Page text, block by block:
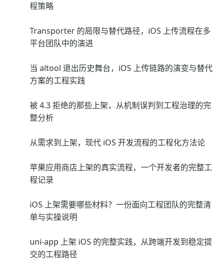
程策略
Transporter 的局限与替代路径，iOS 上传流程在多
平台团队中的演进
当 altool 退出历史舞台，iOS 上传链路的演变与替代
方案的工程实践
被 4.3 拒绝的那些上架，从机制误判到工程治理的完
整分析
从需求到上架，现代 iOS 开发流程的工程化方法论
苹果应用商店上架的真实流程，一个开发者的完整工
程记录
iOS 上架需要哪些材料？一份面向工程团队的完整清
单与实操说明
uni-app 上架 iOS 的完整实践，从跨端开发到稳定提
交的工程路径